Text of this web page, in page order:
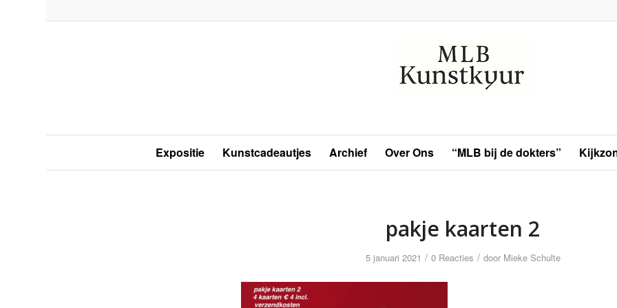
Expositie Kunstcadeautjes Archief Over Ons “MLB bij de dokters”
pakje kaarten 2
5 januari 2021 / 0 Reacties / door Mieke Schulte